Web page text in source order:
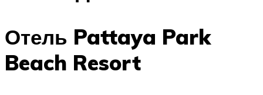
Отель Pattaya Park
Beach Resort